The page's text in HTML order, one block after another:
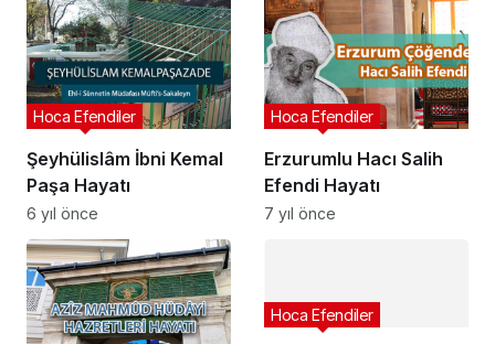
Şeyhülislâm İbni Kemal
Paşa Hayatı
Hoca Efendiler
6 yıl önce
Erzurumlu Hacı Salih
Efendi Hayatı
Hoca Efendiler
7 yıl önce
Hoca Efendiler